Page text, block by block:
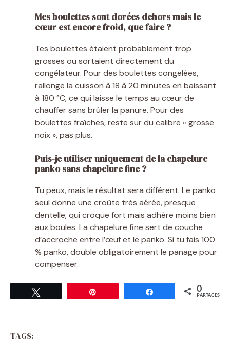
Mes boulettes sont dorées dehors mais le
cœur est encore froid, que faire ?
Tes boulettes étaient probablement trop
grosses ou sortaient directement du
congélateur. Pour des boulettes congelées,
rallonge la cuisson à 18 à 20 minutes en baissant
à 180 °C, ce qui laisse le temps au cœur de
chauffer sans brûler la panure. Pour des
boulettes fraîches, reste sur du calibre « grosse
noix », pas plus.
Puis-je utiliser uniquement de la chapelure
panko sans chapelure fine ?
Tu peux, mais le résultat sera différent. Le panko
seul donne une croûte très aérée, presque
dentelle, qui croque fort mais adhère moins bien
aux boules. La chapelure fine sert de couche
d’accroche entre l’œuf et le panko. Si tu fais 100
% panko, double obligatoirement le panage pour
compenser.
Partagez 0
PARTAGES
TAGS: